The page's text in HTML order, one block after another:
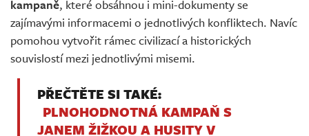
kampaně, které obsáhnou i mini-dokumenty se
zajímavými informacemi o jednotlivých konfliktech. Navíc
pomohou vytvořit rámec civilizací a historických
souvislostí mezi jednotlivými misemi.
PŘEČTĚTE SI TAKÉ:
PLNOHODNOTNÁ KAMPAŇ S
JANEM ŽIŽKOU A HUSITY V